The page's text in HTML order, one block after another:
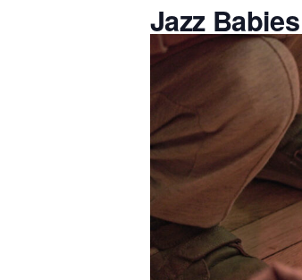
Jazz